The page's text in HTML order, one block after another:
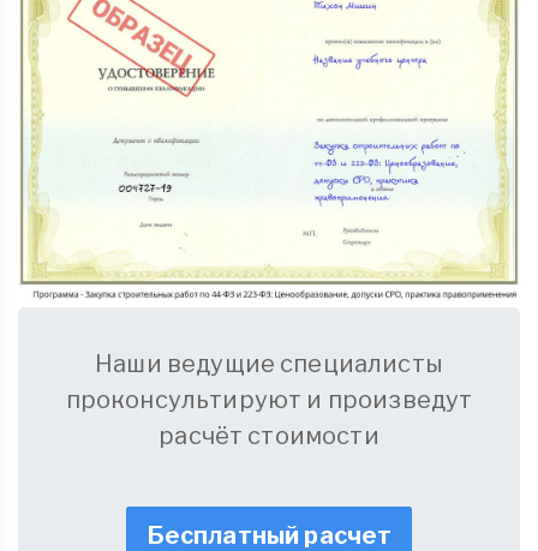
Наши ведущие специалисты
проконсультируют и произведут
расчёт стоимости
Бесплатный расчет